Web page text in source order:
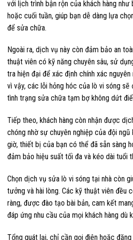
với lịch trình bận rộn của khách hàng như
hoặc cuối tuần, giúp bạn dễ dàng lựa
để sửa chữa.
Ngoài ra, dịch vụ này còn đảm bảo an
thuật viên có kỹ năng chuyên sâu, sử
tra hiện đại để xác định chính xác nguyên
vì vậy, các lỗi hỏng hóc của lò vi sóng
tình trạng sửa chữa tạm bợ không dứt
Tiếp theo, khách hàng còn nhận được
chóng nhờ sự chuyên nghiệp của đội
giờ, thiết bị của bạn có thể đã sẵn sàng
đảm bảo hiệu suất tối đa và kéo dài tuổi
Chọn dịch vụ sửa lò vi sóng tại nhà còn
tưởng và hài lòng. Các kỹ thuật viên đều
ràng, được đào tạo bài bản, cam kết
đáp ứng nhu cầu của mọi khách hàng dù
Tổng quát lại, chỉ cần gọi điện hoặc